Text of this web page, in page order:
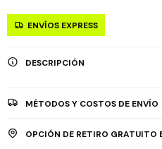
ENVÍOS EXPRESS
DESCRIPCIÓN
MÉTODOS Y COSTOS DE ENVÍO
OPCIÓN DE RETIRO GRATUITO